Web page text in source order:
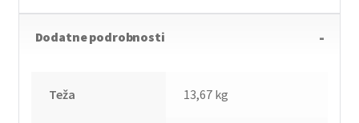
Dodatne podrobnosti
Teža 13,67 kg